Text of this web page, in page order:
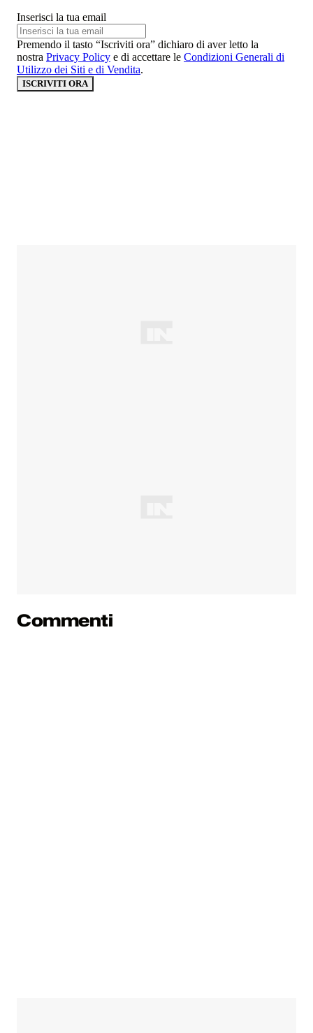
Inserisci la tua email
Premendo il tasto “Iscriviti ora” dichiaro di aver letto la
nostra Privacy Policy e di accettare le Condizioni Generali di
Utilizzo dei Siti e di Vendita.
ISCRIVITI ORA
Commenti